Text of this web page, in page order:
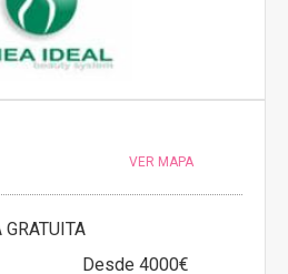
VER MAPA
Desde 4000€